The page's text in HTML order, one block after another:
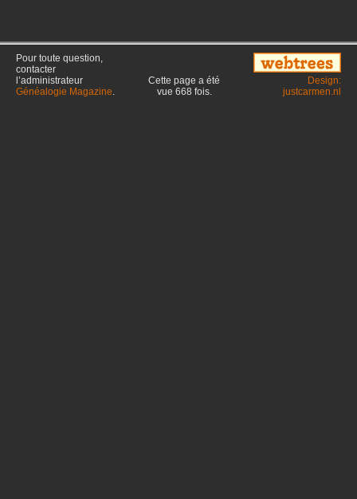
Pour toute question,
contacter
l’administrateur
Généalogie Magazine.
Cette page a été
vue 668 fois.
Design:
justcarmen.nl